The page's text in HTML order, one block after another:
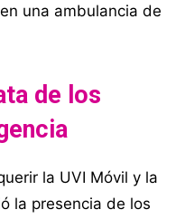
una ambulancia de
de los
la UVI Móvil y la
la presencia de los